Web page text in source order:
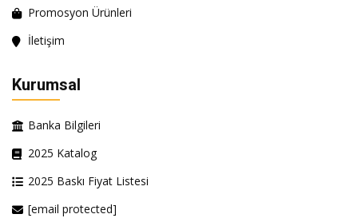
Promosyon Ürünleri
İletişim
Kurumsal
Banka Bilgileri
2025 Katalog
2025 Baskı Fiyat Listesi
[email protected]